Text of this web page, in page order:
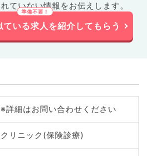
ていない情報をお伝えします。
ている求人を紹介してもらう
※詳細はお問い合わせください
クリニック(保険診療)